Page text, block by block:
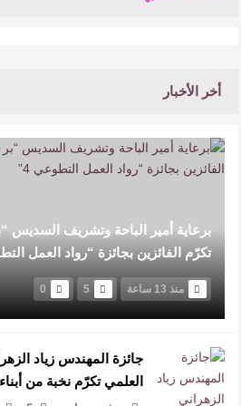
أخر الأخبار
برعاية أمير الباحة وتشريف السديس
تكرّم الفائزين بجائزة “رواد العمل
منذ 13 ساعة 5
0
جائزة المهندس زياد
العلمي تكرّم نخبة من